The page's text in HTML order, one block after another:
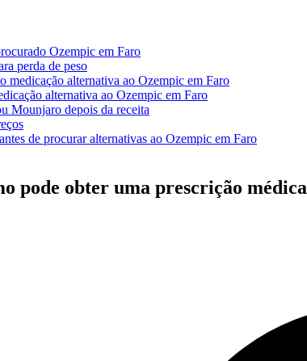
Ozempic em Faro
perda de peso
medicação alternativa ao Ozempic em Faro
alternativa ao Ozempic em Faro
Mounjaro depois da receita
de procurar alternativas ao Ozempic em Faro
pode obter uma prescrição médica